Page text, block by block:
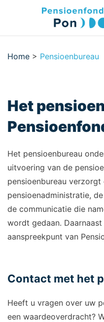
Home > Pensioenbureau
Het
Het pensioenbureau
uitvoering van de
pensioenbureau
pensioenadministratie,
de communicatie die
wordt gedaan.
aanspreekpunt van
Contact met het
Heeft u vragen over uw
een waardeoverdracht?